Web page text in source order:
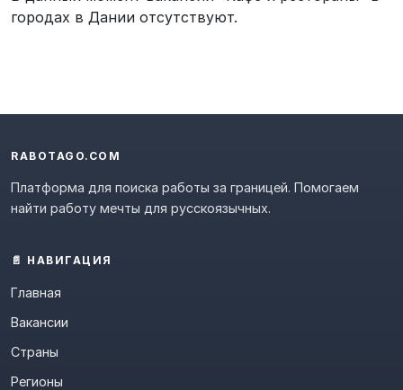
городах в Дании отсутствуют.
RABOTAGO.COM
Платформа для поиска работы за границей. Помогаем
найти работу мечты для русскоязычных.
📄 НАВИГАЦИЯ
Главная
Вакансии
Страны
Регионы